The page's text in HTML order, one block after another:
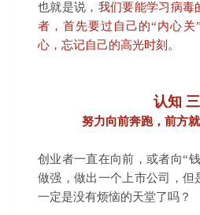
也就是说， 我们要能学习病毒
者，首先要过自己的“内心关
心，忘记自己的高光时刻。
认知 三
努力向前奔跑，前方
创业者一直在向前，或者向“
做强，做出一个上市公司，但
一定是没有烦恼的天堂了吗？